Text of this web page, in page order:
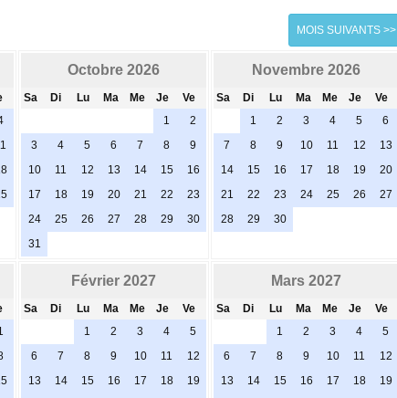
MOIS SUIVANTS >>
Octobre 2026
Sa Di Lu Ma Me Je
Ve
1
2
3
4 5 6 7 8
9
10
11 12 13 14 15
16
17
18 19 20 21 22
23
24
25 26 27 28 29
30
31
Novembre 2026
Sa Di Lu Ma Me Je
Ve
1
2 3 4 5
6
7
8 9 10 11 12
13
14
15 16 17 18 19
20
21
22 23 24 25 26
27
28
29 30
Février 2027
Sa Di Lu Ma Me Je
Ve
1
2 3 4
5
6
7 8 9 10 11
12
13
14 15 16 17 18
19
Mars 2027
Sa Di Lu Ma Me Je
Ve
1
2 3 4
5
6
7 8 9 10 11
12
13
14 15 16 17 18
19